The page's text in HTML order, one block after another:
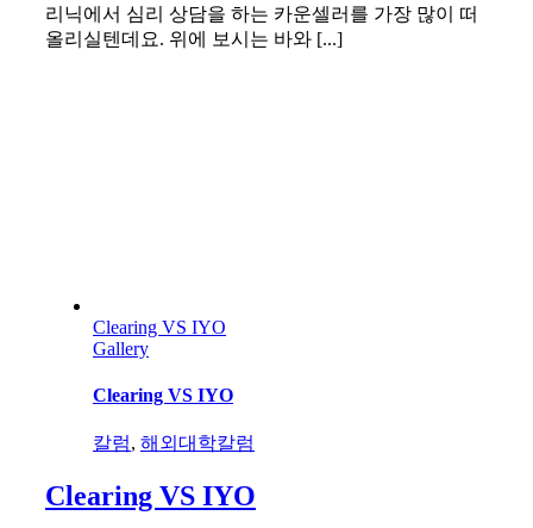
리닉에서 심리 상담을 하는 카운셀러를 가장 많이 떠
올리실텐데요. 위에 보시는 바와 [...]
Clearing VS IYO
Gallery
Clearing VS IYO
칼럼, 해외대학칼럼
Clearing VS IYO